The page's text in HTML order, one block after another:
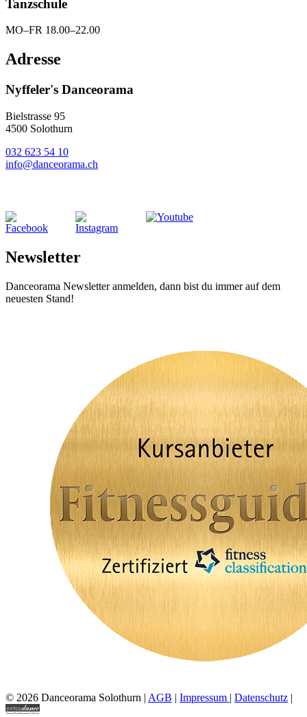
Tanzschule
MO–FR 18.00–22.00
Adresse
Nyffeler's Danceorama
Bielstrasse 95
4500 Solothurn
032 623 54 10
info@danceorama.ch
Newsletter
Danceorama Newsletter anmelden, dann bist du immer auf dem
neuesten Stand!
© 2026 Danceorama Solothurn | AGB | Impressum | Datenschutz |